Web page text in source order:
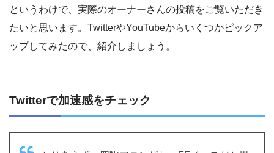
というわけで、実際のオーナーさんの投稿をご覧いただき
たいと思います。TwitterやYouTubeからいくつかピックア
ップしてみたので、紹介しましょう。
Twitterで加速感をチェック